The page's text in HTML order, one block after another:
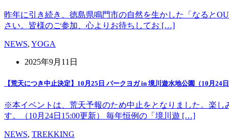
昨年に引き続き、徳島県鳴門市の自然を生かした「なると
さい。皆様のご参加、心よりお待ちしてお […]
NEWS, YOGA
2025年9月11日
【荒天につき中止決定】10月25日 パークヨガ in 境川遊水地公園（10月24日
※本イベントは、荒天予報のため中止をとなりました。楽
す。（10月24日15:00更新） 毎年恒例の「境川遊 […]
NEWS, TREKKING